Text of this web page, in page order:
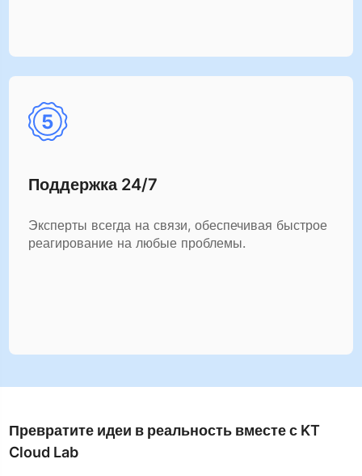
Поддержка 24/7
Эксперты всегда на связи, обеспечивая быстрое
реагирование на любые проблемы.
Превратите идеи в реальность вместе с KT
Cloud Lab